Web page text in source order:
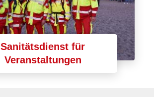
Sanitätsdienst für
Veranstaltungen